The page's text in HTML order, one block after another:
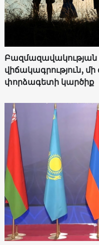
Բազմազավակության
վիճակագրություն, մի
փորձագետի կարծիք